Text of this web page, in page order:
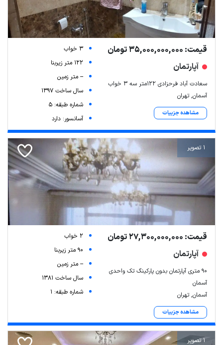
قیمت: 35,000,000,000 تومان
آپارتمان
سعادت آباد فرحزادی 122متر سه 3 خواب
آسمان, تهران
مشاهده جزییات
3 خواب
122 متر زیربنا
-- متر زمین
سال ساخت 1397
شماره طبقه: 5
آسانسور: دارد
1 تصویر
قیمت: 27,300,000,000 تومان
آپارتمان
90 متری آپارتمان بدون پارکینگ تک واحدی
آسمان
آسمان, تهران
مشاهده جزییات
2 خواب
90 متر زیربنا
-- متر زمین
سال ساخت 1381
شماره طبقه: 1
1 تصویر